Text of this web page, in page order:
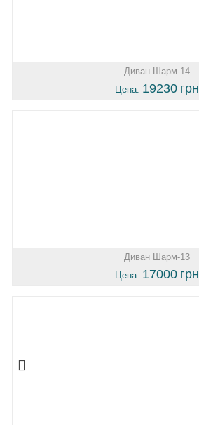
Диван Шарм-14
Цена: 19230 грн
Диван Шарм-13
Цена: 17000 грн